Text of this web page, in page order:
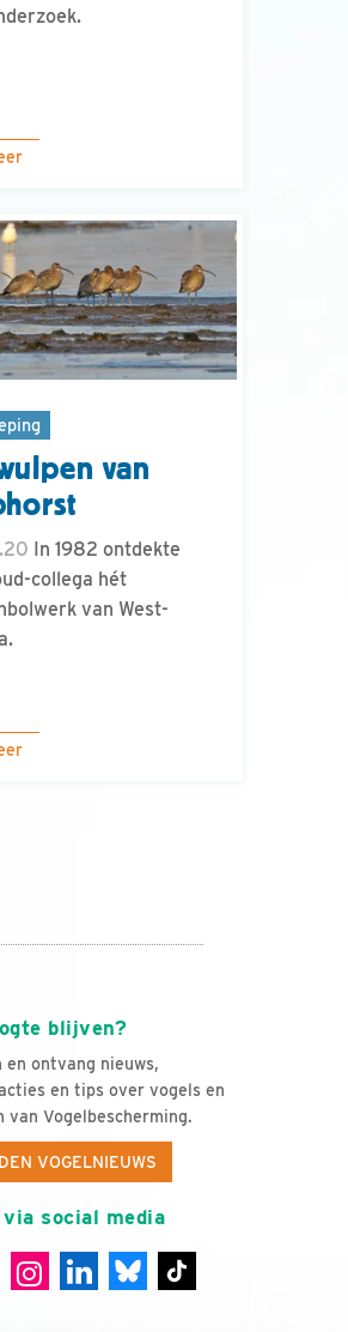
van
In 1982 ontdekte
collega hét
van West-
blijven?
en ontvang nieuws,
en tips over vogels en
Vogelbescherming.
VOGELNIEUWS
via social media